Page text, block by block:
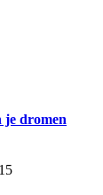
je dromen